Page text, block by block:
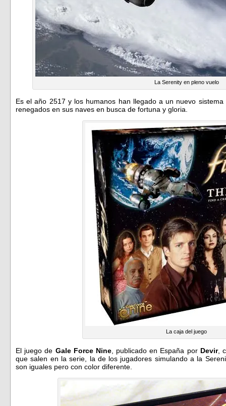
La Serenity en pleno vuelo
Es el año 2517 y los humanos han llegado a un nuevo
renegados en sus naves en busca de fortuna y gloria.
La caja del juego
El juego de Gale Force Nine, publicado en España por Devir,
que salen en la serie, la de los jugadores simulando a la
son iguales pero con color diferente.